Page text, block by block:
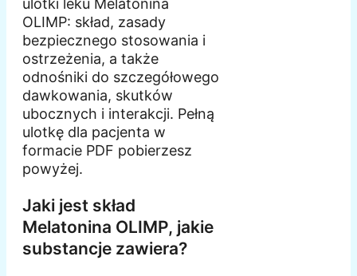
ulotki leku Melatonina
OLIMP: skład, zasady
bezpiecznego stosowania i
ostrzeżenia, a także
odnośniki do szczegółowego
dawkowania, skutków
ubocznych i interakcji. Pełną
ulotkę dla pacjenta w
formacie PDF pobierzesz
powyżej.
Jaki jest skład
Melatonina OLIMP, jakie
substancje zawiera?